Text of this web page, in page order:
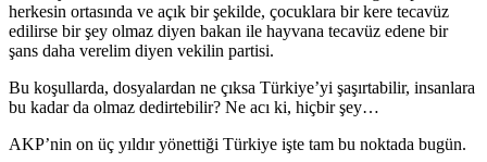
herkesin ortasında ve açık bir şekilde, çocuklara bir kere tecavüz
edilirse bir şey olmaz diyen bakan ile hayvana tecavüz edene bir
şans daha verelim diyen vekilin partisi.
Bu koşullarda, dosyalardan ne çıksa Türkiye’yi şaşırtabilir, insanlara
bu kadar da olmaz dedirtebilir? Ne acı ki, hiçbir şey…
AKP’nin on üç yıldır yönettiği Türkiye işte tam bu noktada bugün.